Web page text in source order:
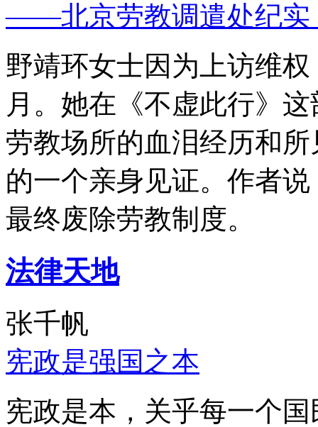
——北京劳教调遣处纪实
野靖环女士因为上访维
月。她在《不虚此行》
劳教场所的血泪经历和
的一个亲身见证。作者
最终废除劳教制度。
法律天地
张千帆
宪政是强国之本
宪政是本，关乎每一个